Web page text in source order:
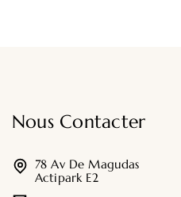
Nous Contacter
78 Av De Magudas
Actipark E2